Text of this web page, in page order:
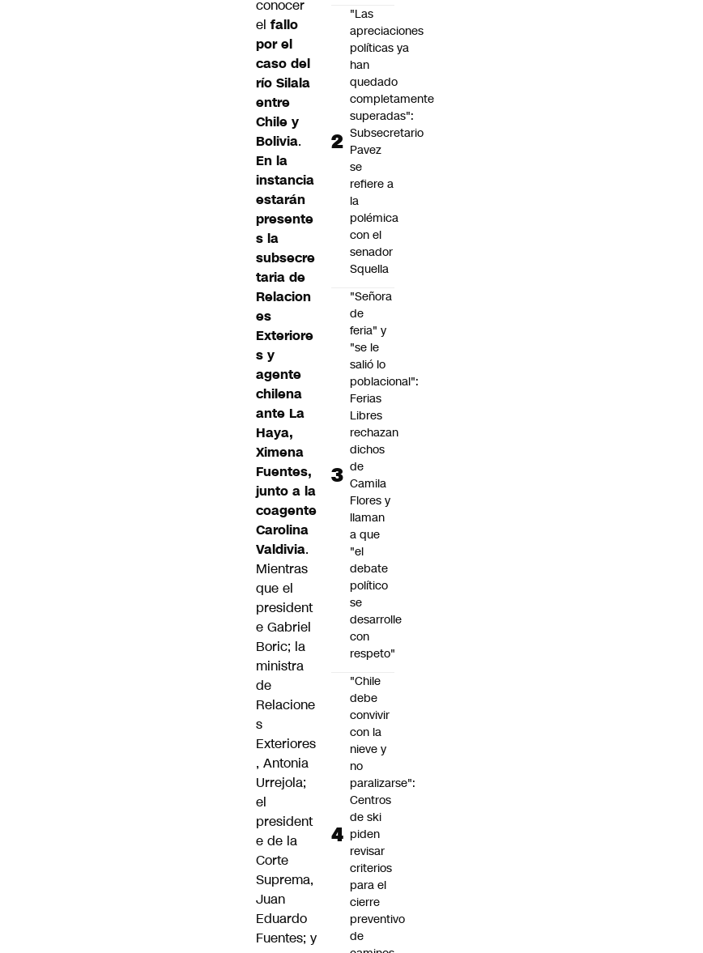
conocer
el fallo
por el
caso del
río Silala
entre
Chile y
Bolivia.
En la
instancia
estarán
presente
s la
subsecre
taria de
Relacion
es
Exteriore
s y
agente
chilena
ante La
Haya,
Ximena
Fuentes,
junto a la
coagente
Carolina
Valdivia.
Mientras
que el
president
e Gabriel
Boric; la
ministra
de
Relacione
s
Exteriores
, Antonia
Urrejola;
el
president
e de la
Corte
Suprema,
Juan
Eduardo
Fuentes; y
"Las
apreciaciones
políticas ya
han
quedado
completamente
superadas":
Subsecretario
Pavez
se
refiere a
la
polémica
con el
senador
Squella
"Señora
de
feria" y
"se le
salió lo
poblacional":
Ferias
Libres
rechazan
dichos
de
Camila
Flores y
llaman
a que
"el
debate
político
se
desarrolle
con
respeto"
"Chile
debe
convivir
con la
nieve y
no
paralizarse":
Centros
de ski
piden
revisar
criterios
para el
cierre
preventivo
de